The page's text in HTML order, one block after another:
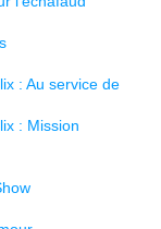
: Au service de
: Mission